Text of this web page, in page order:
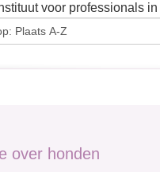
voor professionals in
over honden